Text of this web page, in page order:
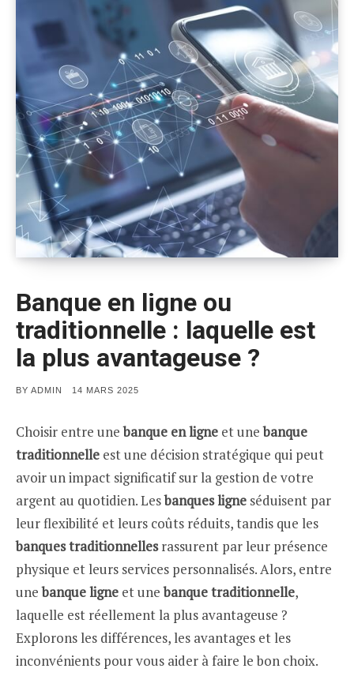
Banque en ligne ou
traditionnelle : laquelle est
la plus avantageuse ?
BY ADMIN
POSTED
14 MARS 2025
Choisir entre unebanque en ligne et unebanque
traditionnelle est une décision stratégique qui peut
avoir un impact significatif sur la gestion de votre
argent au quotidien. Lesbanques ligne séduisent par
leur flexibilité et leurs coûts réduits, tandis que les
banques traditionnellesrassurent par leur présence
physique et leurs services personnalisés. Alors, entre
unebanque ligne et unebanque traditionnelle,
laquelle est réellement la plus avantageuse ?
Explorons les différences, les avantages et les
inconvénients pour vous aider à faire le bon choix.